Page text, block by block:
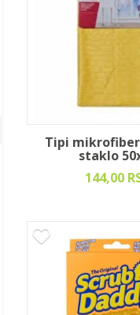
Tipi
staklo
144,00